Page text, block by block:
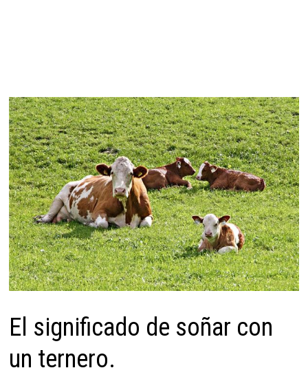
El significado de soñar con
un ternero.